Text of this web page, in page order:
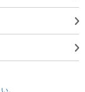
。